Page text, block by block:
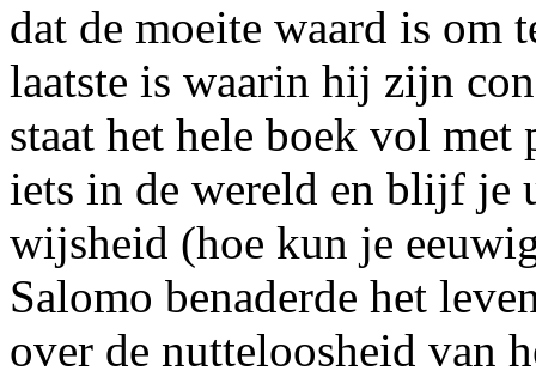
dat de moeite waard is om
laatste is waarin hij zijn
staat het hele boek vol
iets in de wereld en blijf je
wijsheid (hoe kun je
Salomo benaderde het
over de nutteloosheid van